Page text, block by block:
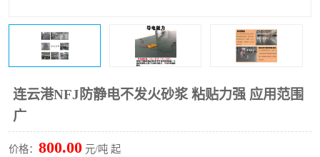
连云港NFJ防静电不发火砂浆 粘贴力强 应用范围
广
价格： 800.00 元/吨 起
膨胀剂 混凝土防碳化涂料
融雪剂